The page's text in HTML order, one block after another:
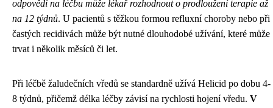
odpovědi na léčbu může lékař rozhodnout o prodloužení terapie až
na 12 týdnů. U pacientů s těžkou formou refluxní choroby nebo při
častých recidivách může být nutné dlouhodobé užívání, které může
trvat i několik měsíců či let.
Při léčbě žaludečních vředů se standardně užívá Helicid po dobu 4-
8 týdnů, přičemž délka léčby závisí na rychlosti hojení vředu. V